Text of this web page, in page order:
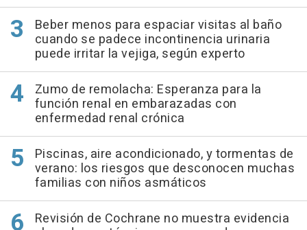
Beber menos para espaciar visitas al baño
cuando se padece incontinencia urinaria
puede irritar la vejiga, según experto
Zumo de remolacha: Esperanza para la
función renal en embarazadas con
enfermedad renal crónica
Piscinas, aire acondicionado, y tormentas de
verano: los riesgos que desconocen muchas
familias con niños asmáticos
Revisión de Cochrane no muestra evidencia